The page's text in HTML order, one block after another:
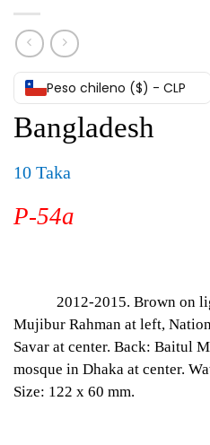
Peso chileno ($) - CLP
Bangladesh
10 Taka
P-54a
2012-2015. Brown on
Mujibur Rahman at left,
Savar at center. Back: Baitul
mosque in Dhaka at center.
Size: 122 x 60 mm.